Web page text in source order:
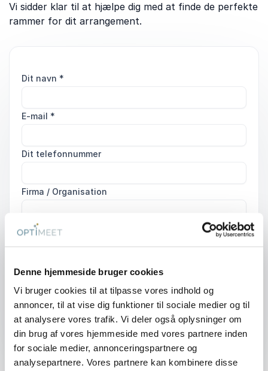
Denne hjemmeside bruger cookies
Vi bruger cookies til at tilpasse vores indhold og
annoncer, til at vise dig funktioner til sociale medier og til
at analysere vores trafik. Vi deler også oplysninger om
din brug af vores hjemmeside med vores partnere inden
for sociale medier, annonceringspartnere og
analysepartnere. Vores partnere kan kombinere disse
Vi sidder klar til at hjælpe dig med at finde de perfekte
rammer for dit arrangement.
Dit navn *
E-mail *
Dit telefonnummer
Firma / Organisation
Evt. detaljer om dit arrangement
Send forespørgsel